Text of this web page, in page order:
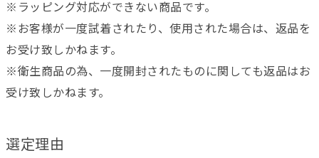
※ラッピング対応ができない商品です。
※お客様が一度試着されたり、使用された場合は、返品を
お受け致しかねます。
※衛生商品の為、一度開封されたものに関しても返品はお
受け致しかねます。
選定理由